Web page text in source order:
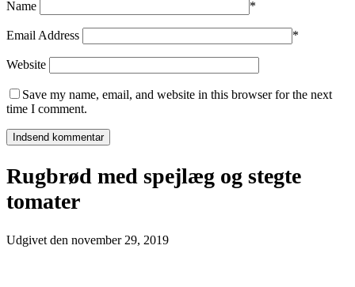
Name *
Email Address *
Website
Save my name, email, and website in this browser for the next
time I comment.
Rugbrød med spejlæg og stegte
tomater
Udgivet den november 29, 2019